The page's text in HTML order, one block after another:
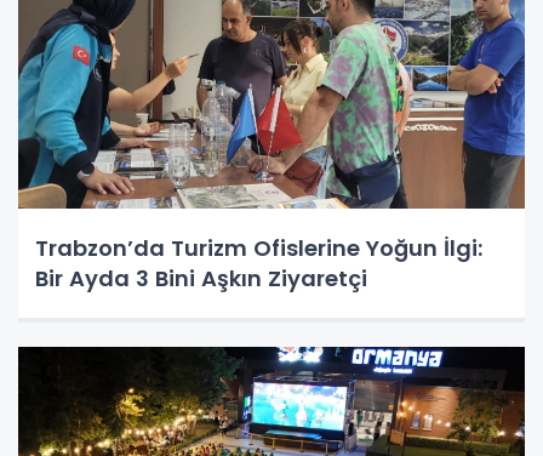
Trabzon’da Turizm Ofislerine Yoğun İlgi:
Bir Ayda 3 Bini Aşkın Ziyaretçi